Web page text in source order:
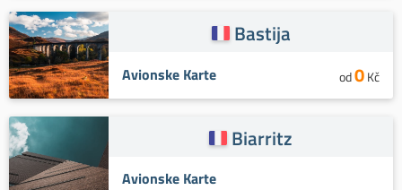
Bastija
Avionske Karte od0Kč
Biarritz
Avionske Karte